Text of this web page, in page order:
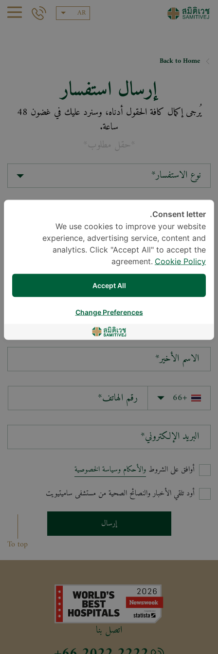
AR
Back to Home
إرسال استفسار
يُرجى إكمال كافة الحقول أدناه، وسنرد عليك في غضون 48
ساعة.
*حقل مطلوب*
نوع الاستفسار*
الموقع*
سؤالك*
الاسم الأخير*
البريد الإلكتروني*
أوافق على الشروط والأحكام وسياسة الخصوصية
أود تلقي الأخبار والنصائح الصحية من مستشفى ساميتيويت
إرسال
To top
اتصل بنا
Consent letter.
We use cookies to improve your website
experience, advertising service, content and
analytics. Click "Accept All" to accept the
agreement. Cookie Policy
Accept All
Change Preferences